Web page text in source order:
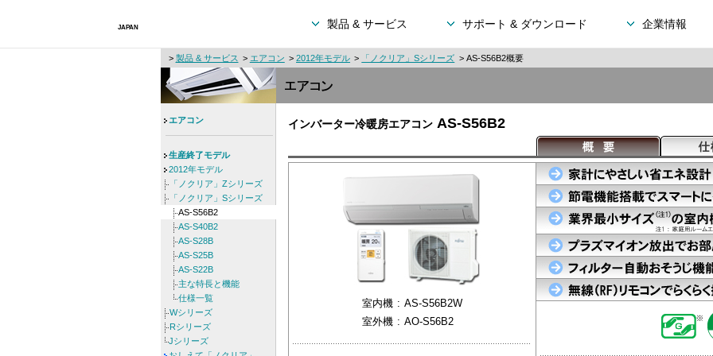
製品 & サービス サポート & ダウンロード 企業情報
> 製品 & サービス > エアコン >2012年モデル > 「ノクリア」Sシリーズ > AS-S56B2概要
インバーター冷暖房エアコンAS-S56B2
室内機 : AS-S56B2W
室外機 : AO-S56B2
エアコン
生産終了モデル
2012年モデル
「ノクリア」Zシリーズ
「ノクリア」Sシリーズ
AS-S56B2
AS-S40B2
AS-S28B
AS-S25B
AS-S22B
主な特長と機能
仕様一覧
Wシリーズ
Rシリーズ
Jシリーズ